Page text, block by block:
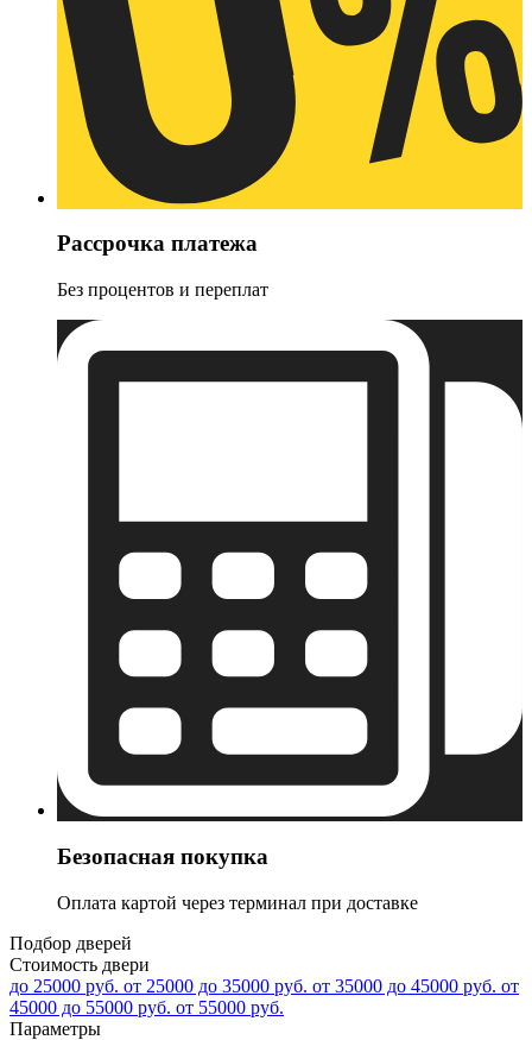
Рассрочка платежа
Без процентов и переплат
Безопасная покупка
Оплата картой через терминал при доставке
Подбор дверей
Стоимость двери
до 25000 руб. от 25000 до 35000 руб. от 35000 до 45000 руб. от
45000 до 55000 руб. от 55000 руб.
Параметры